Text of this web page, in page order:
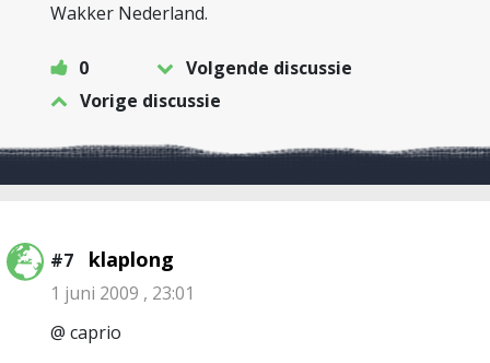
Wakker Nederland.
0
Volgende discussie
Vorige discussie
#7 klaplong
1 juni 2009 , 23:01
@ caprio